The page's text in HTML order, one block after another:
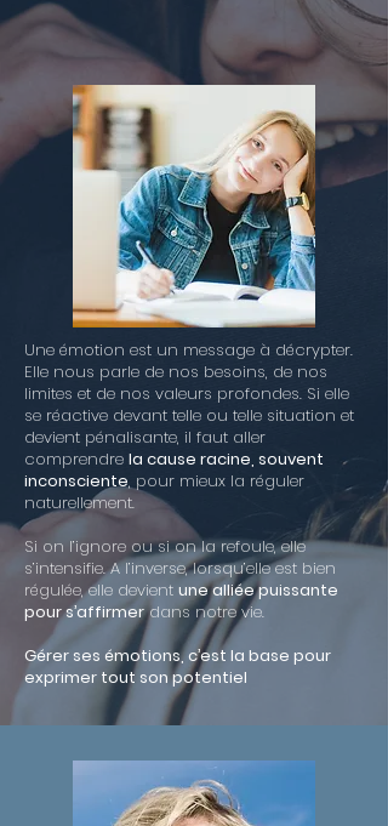
Une émotion est un message à décrypter.
Elle nous parle de nos besoins, de nos
limites et de nos valeurs profondes. Si elle
se réactive devant telle ou telle situation et
devient pénalisante, il faut aller
comprendre la cause racine, souvent
inconsciente, pour mieux la réguler
naturellement.
Si on l’ignore ou si on la refoule, elle
s’intensifie. A l’inverse, lorsqu’elle est bien
régulée, elle devient une alliée puissante
pour s’affirmerdans notre vie.
Gérer ses émotions, c’est la base pour
exprimer tout son potentiel